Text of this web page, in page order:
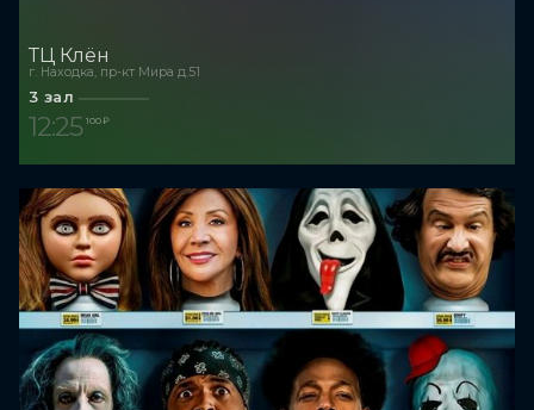
ТЦ Клён
г. Находка, пр-кт Мира д.51
3 зал
12:25 100 ₽